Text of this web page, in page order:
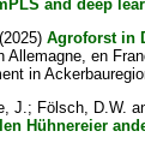
and deep
(2025)Agroforst in
Allemagne, en
in
J.; Fölsch, D.W.
Hühnereier